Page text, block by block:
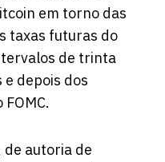
em torno das
taxas futuras do
de trinta
depois dos
de autoria de